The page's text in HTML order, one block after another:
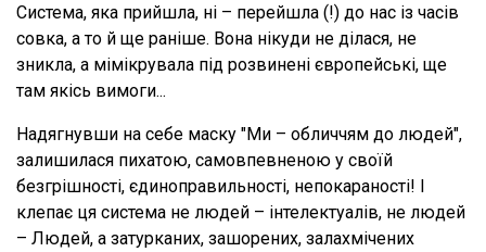
Система, яка прийшла, ні – перейшла (!) до нас із часів
совка, а то й ще раніше. Вона нікуди не ділася, не
зникла, а мімікрувала під розвинені європейські, ще
там якісь вимоги...
Надягнувши на себе маску "Ми – обличчям до людей",
залишилася пихатою, самовпевненою у своїй
безгрішності, єдиноправильності, непокараності! І
клепає ця система не людей – інтелектуалів, не людей
– Людей, а затурканих, зашорених, залахмічених